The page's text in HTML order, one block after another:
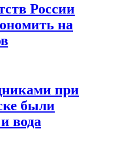
России
на
при
были
вода